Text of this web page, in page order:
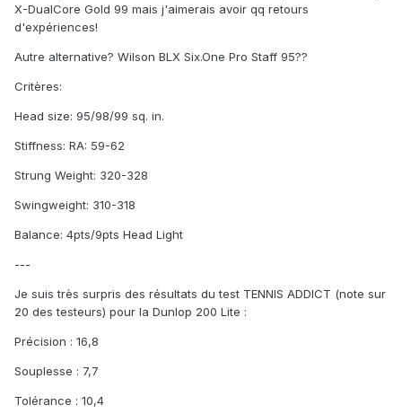
X-DualCore Gold 99 mais j'aimerais avoir qq retours
d'expériences!
Autre alternative? Wilson BLX Six.One Pro Staff 95??
Critères:
Head size: 95/98/99 sq. in.
Stiffness: RA: 59-62
Strung Weight: 320-328
Swingweight: 310-318
Balance: 4pts/9pts Head Light
---
Je suis très surpris des résultats du test TENNIS ADDICT (note sur
20 des testeurs) pour la Dunlop 200 Lite :
Précision : 16,8
Souplesse : 7,7
Tolérance : 10,4